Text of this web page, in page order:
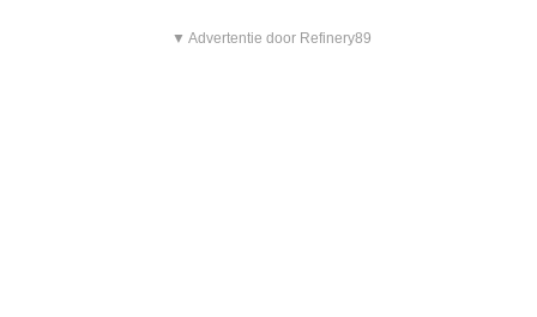
▼ Advertentie door Refinery89